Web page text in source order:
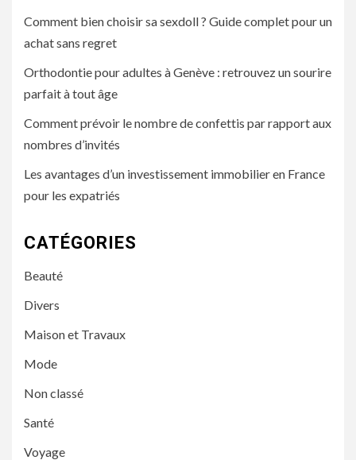
Comment bien choisir sa sexdoll ? Guide complet pour un
achat sans regret
Orthodontie pour adultes à Genève : retrouvez un sourire
parfait à tout âge
Comment prévoir le nombre de confettis par rapport aux
nombres d’invités
Les avantages d’un investissement immobilier en France
pour les expatriés
CATÉGORIES
Beauté
Divers
Maison et Travaux
Mode
Non classé
Santé
Voyage